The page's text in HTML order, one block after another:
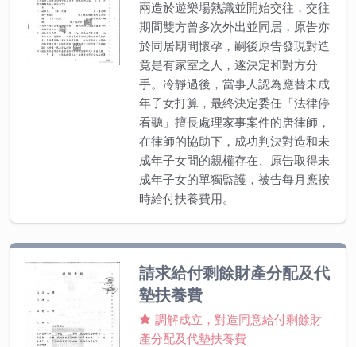
兩造於遊樂場熟識並開始交往，交往
期間雙方曾多次外出並同居，原告亦
於同居期間懷孕，嗣後原告發現對造
竟是有家室之人，遂決定和對方分
手。冷靜過後，當事人認為應替未成
年子女打算，最終決定委任「法律停
看聽」擅長處理家事案件的唐律師，
在律師的協助下，成功判決對造和未
成年子女間的親權存在、原告取得未
成年子女的單獨監護，被告每月應按
時給付扶養費用。
請求給付剩餘財產分配及代
墊扶養費
調解成立，對造同意給付剩餘財
產分配及代墊扶養費